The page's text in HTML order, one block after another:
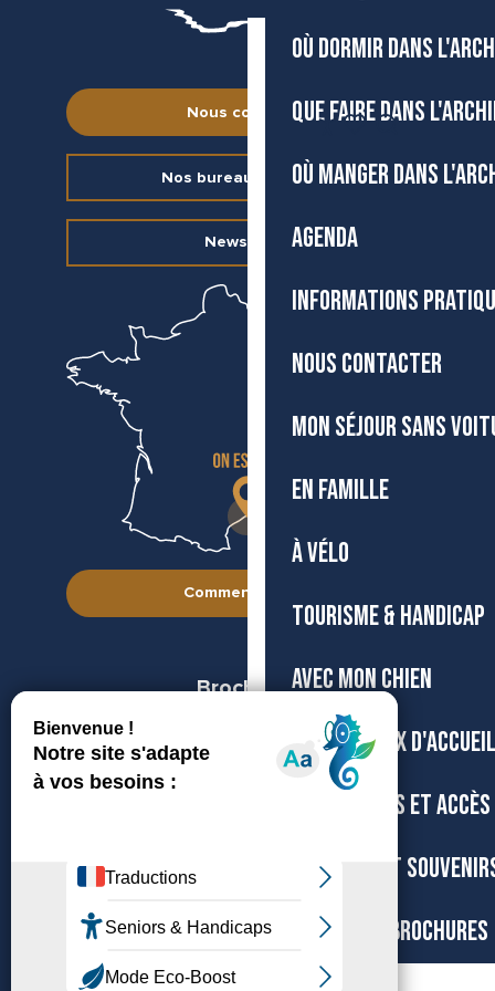
OÙ DORMIR DANS
QUE FAIRE DANS
OÙ MANGER DANS
AGENDA
INFORMATIONS
NOUS CONTACTER
MON SÉJOUR SANS
EN FAMILLE
À VÉLO
TOURISME & HANDICAP
AVEC MON CHIEN
NOS BUREAUX D'ACCUEIL
TRANSPORTS ET ACCÈS
BOUTIQUE ET
CARTES ET BROCHURES
Nous contacter
Nos bureaux d’accueil
Newsletter
Comment venir ?
Brochures
Espace pro